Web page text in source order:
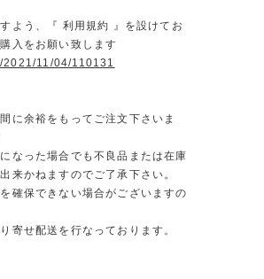
よう、『 利用規約 』を設けてお
入をお願い致します
11/04/110131
に余裕をもってご注文下さいま
なった場合でも不良品または在庫
来かねますのでご了承下さい。
確保できない場合がございますの
寄せ配送を行なっております。